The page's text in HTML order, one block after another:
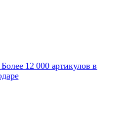
Более 12 000 артикулов в